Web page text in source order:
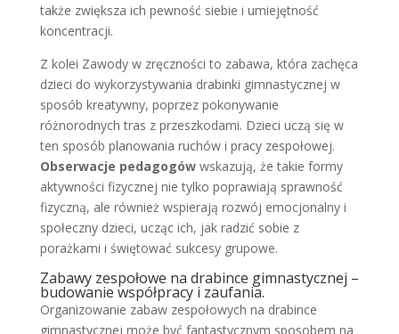
także zwiększa ich pewność siebie i umiejętność
koncentracji.
Z kolei Zawody w zręczności to zabawa, która zachęca
dzieci do wykorzystywania drabinki gimnastycznej w
sposób kreatywny, poprzez pokonywanie
różnorodnych tras z przeszkodami. Dzieci uczą się w
ten sposób planowania ruchów i pracy zespołowej.
Obserwacje pedagogówwskazują, że takie formy
aktywności fizycznej nie tylko poprawiają sprawność
fizyczną, ale również wspierają rozwój emocjonalny i
społeczny dzieci, ucząc ich, jak radzić sobie z
porażkami i świętować sukcesy grupowe.
Zabawy zespołowe na drabince gimnastycznej –
budowanie współpracy i zaufania.
Organizowanie zabaw zespołowych na drabince
gimnastycznej może być fantastycznym sposobem na